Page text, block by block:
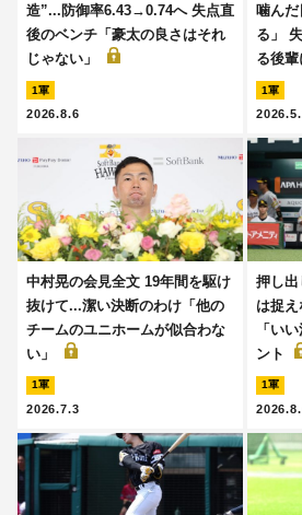
造”...防御率6.43→0.74へ 失点直
後のベンチ「豪太の良さはそれ
じゃない」
1軍
2026.8.6
噛んだ
る」
る後輩
1軍
中村晃の会見全文 19年間を駆け
抜けて...潔い決断のわけ「他の
チームのユニホームが似合わな
い」
1軍
2026.7.3
押し出
は捉
「い
ント
1軍